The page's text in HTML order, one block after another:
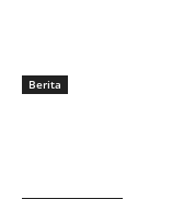
Berita